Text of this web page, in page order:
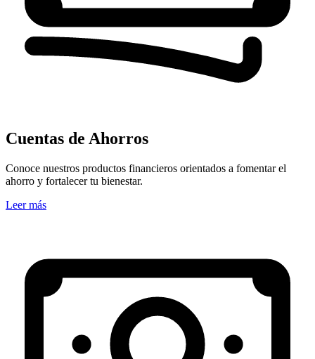
Cuentas de Ahorros
Conoce nuestros productos financieros orientados a fomentar el
ahorro y fortalecer tu bienestar.
Leer más